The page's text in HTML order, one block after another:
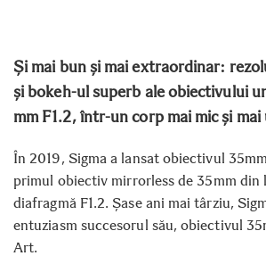
Și mai bun și mai extraordinar:
și bokeh-ul superb ale obiectivului
mm F1.2, într-un corp mai mic și mai
În 2019, Sigma a lansat obiectivul
primul obiectiv mirrorless de 35mm din
diafragmă F1.2. Șase ani mai târziu,
entuziasm succesorul său, obiectivul
Art.